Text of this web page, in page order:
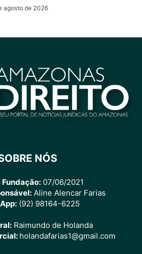
agosto de 2026
NÓS
Fundação: 07/06/2021
Aline Alencar Farias
(92) 98164-6225
Raimundo de Holanda
holandafarias1@gmail.com